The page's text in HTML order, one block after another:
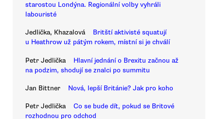
starostou Londýna. Regionální volby vyhráli
labouristé
Jedlička, Khazalová
Britští aktivisté squatují
u Heathrow už pátým rokem, místní si je chválí
Petr Jedlička
Hlavní jednání o Brexitu začnou až
na podzim, shodují se znalci po summitu
Jan Bittner Nová, lepší Británie? Jak pro koho
Petr Jedlička
Co se bude dít, pokud se Britové
rozhodnou pro odchod